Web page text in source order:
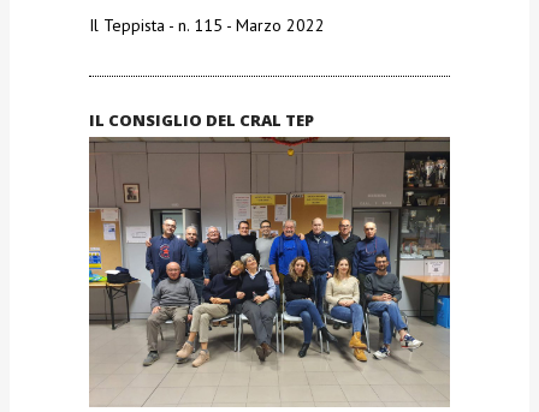
Il Teppista - n. 115 - Marzo 2022
IL CONSIGLIO DEL CRAL TEP